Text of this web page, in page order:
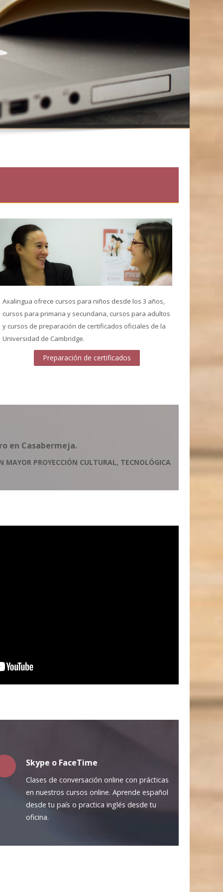
Axalingua ofrece cursos para niños desde los 3 años,
cursos para primaria y secundaria, cursos para adultos
y cursos de preparación de certificados oficiales de la
Universidad de Cambridge.
Preparación de certificados
en Casabermeja.
PROYECCIÓN CULTURAL, TECNOLÓGICA
Skype o FaceTime
Clases de conversación online con prácticas
en nuestros cursos online. Aprende español
desde tu país o practica inglés desde tu
oficina.